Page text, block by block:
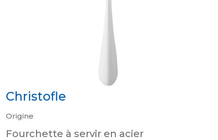
Christofle
Origine
Fourchette à servir en acier